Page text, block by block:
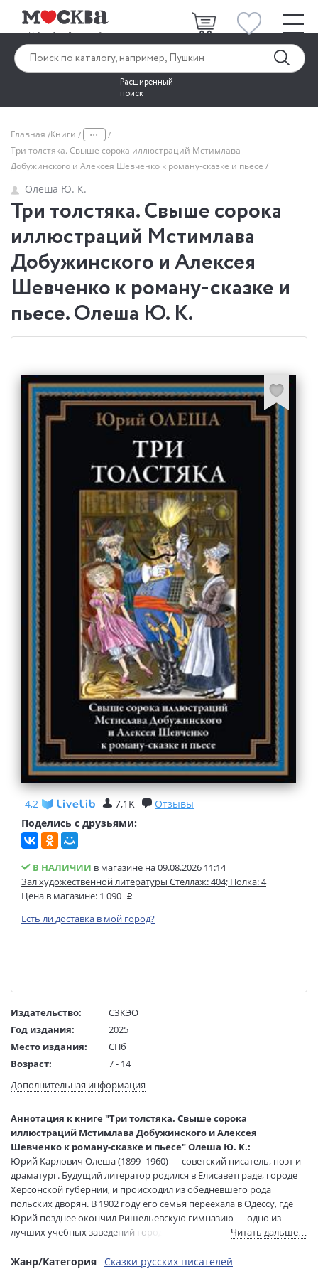
Расширенный
поиск
Главная Книги ...
Три толстяка. Свыше сорока иллюстраций Мстимлава
Добужинского и Алексея Шевченко к роману-сказке и пьесе
Олеша Ю. К.
Три толстяка. Свыше сорока
иллюстраций Мстимлава
Добужинского и Алексея
Шевченко к роману-сказке и
пьесе. Олеша Ю. К.
4,2 7,1K
Отзывы
Поделись с друзьями:
В НАЛИЧИИ в магазине на 09.08.2026 11:14
Зал художественной литературы Стеллаж: 404; Полка: 4
Цена в магазине: 1 090
Есть ли доставка в мой город?
Издательство:
СЗКЭО
Год издания:
2025
Место издания:
СПб
Возраст:
7 - 14
Язык текста:
русский
Иллюстраторы:
Добужинский Мстислав Валерианович,
Шевченко Алексей Анатольевич
Размеры в мм
(ДхШхВ):
245x175x20
Вес:
755 гр.
Страниц:
240
Тираж:
3000 экз.
Код товара:
1234655
Артикул:
9785960312233
ISBN:
978-5-9603-1223-3
Дополнительная информация
Аннотация к книге "Три толстяка. Свыше сорока
иллюстраций Мстимлава Добужинского и Алексея
Шевченко к роману-сказке и пьесе" Олеша Ю. К.:
Юрий Карлович Олеша (1899–1960) — советский писатель, поэт и
драматург. Будущий литератор родился в Елисаветграде, городе
Херсонской губернии, и происходил из обедневшего рода
польских дворян. В 1902 году его семья переехала в Одессу, где
Юрий позднее окончил Ришельевскую гимназию — одно из
лучших учебных заведений города. Уже в старших классах
литература занимала его меньше, чем популярный среди его
Читать дальше…
Жанр/Категория Сказки русских писателей